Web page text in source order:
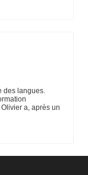
des langues.
a, après un